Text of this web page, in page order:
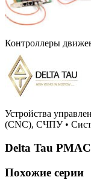
Контроллеры
Устройства
(CNC), СЧПУ •
Delta Tau
Похожие серии